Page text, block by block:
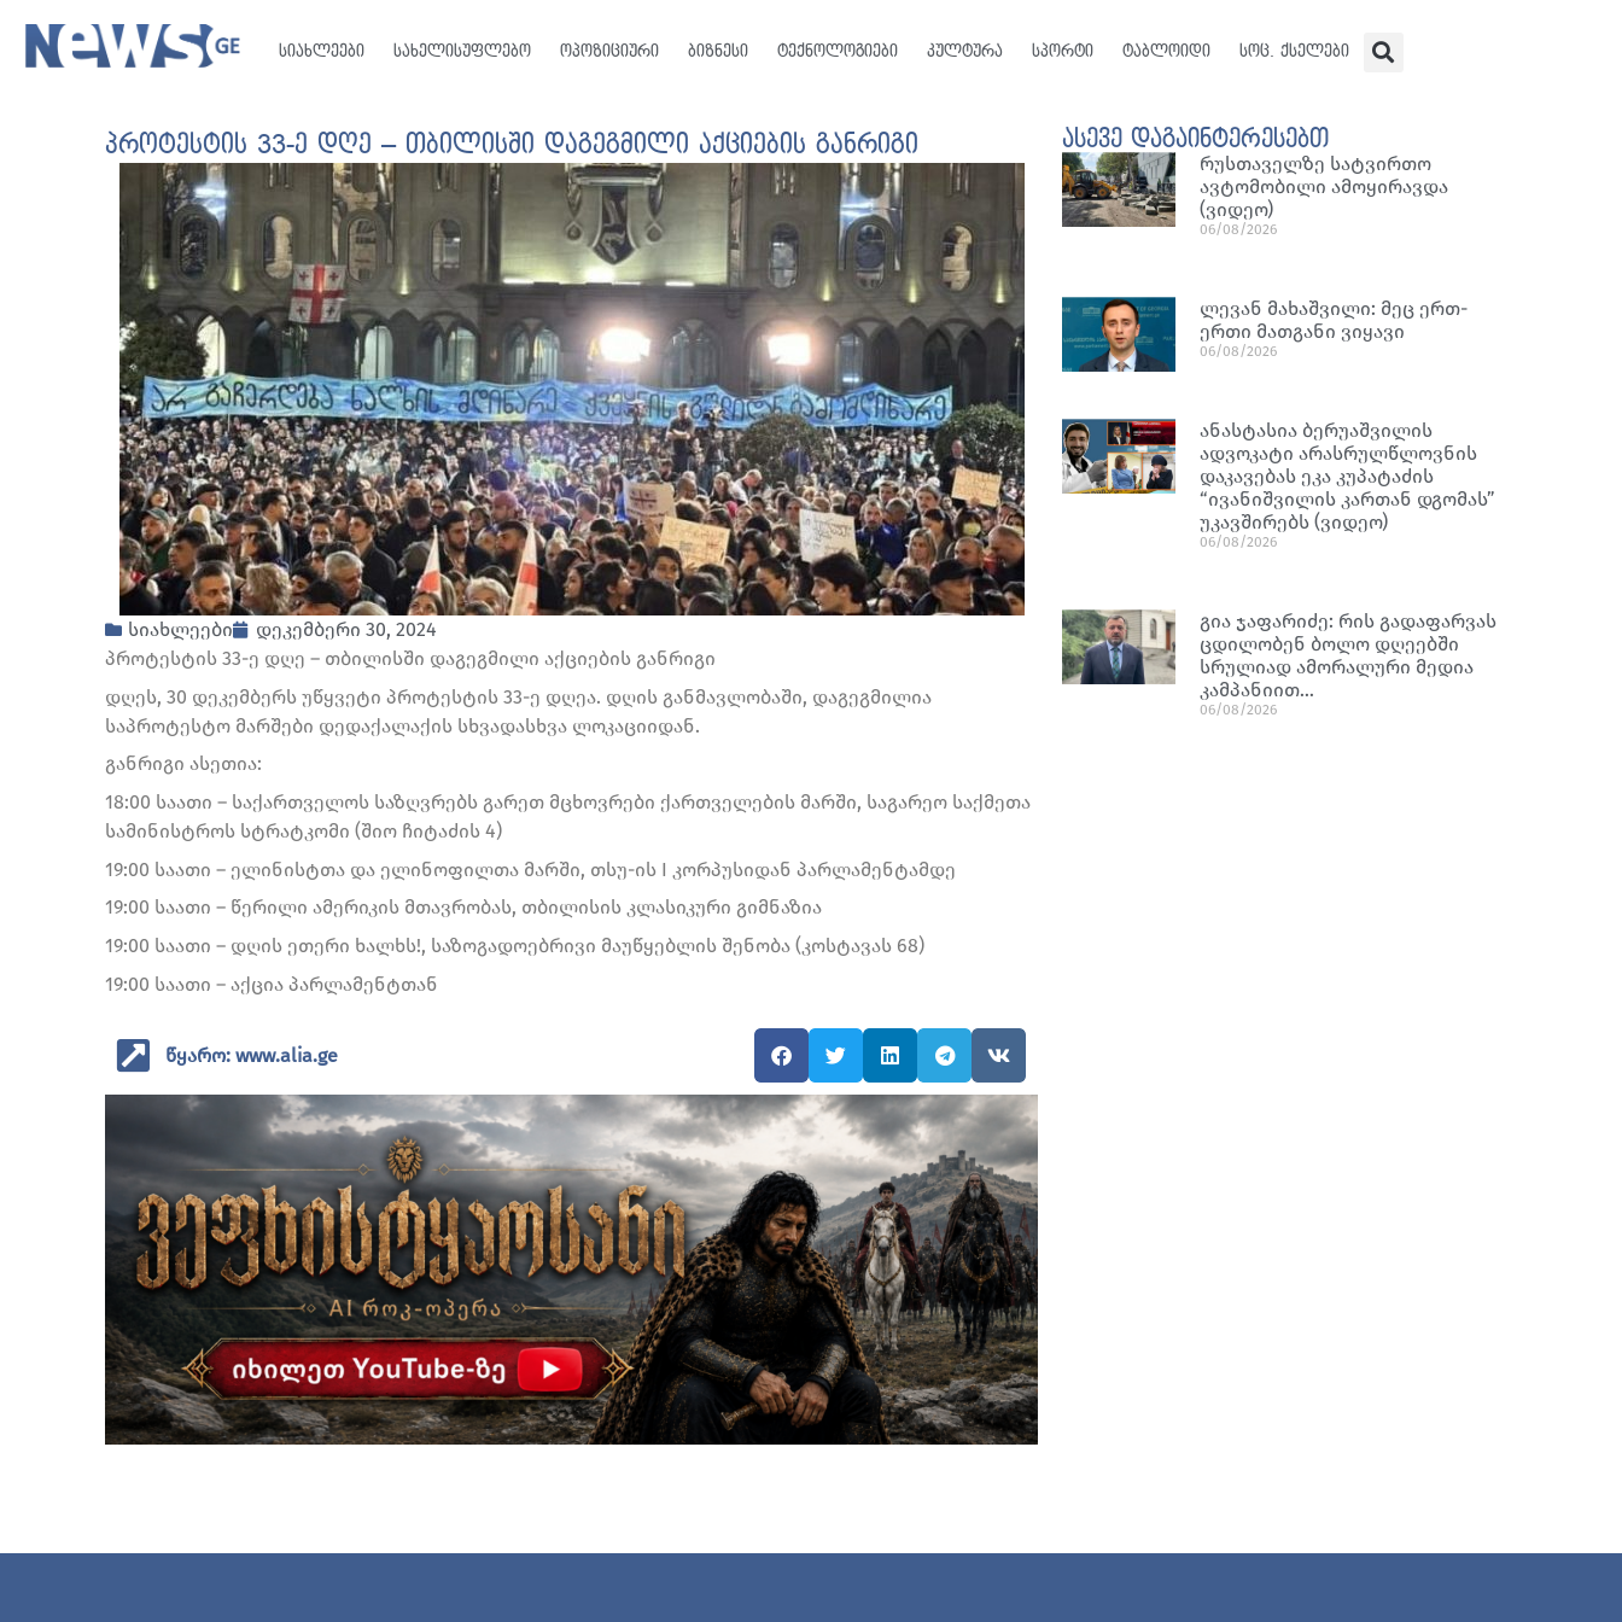
სიახლეები სახელისუფლებო ოპოზიციური ბიზნესი ტექნოლოგიები კულტურა სპორტი ტაბლოიდი სოც. ქსელები
პროტესტის 33-ე დღე – თბილისში დაგეგმილი აქციების განრიგი
სიახლეები
დეკემბერი 30, 2024
პროტესტის 33-ე დღე – თბილისში დაგეგმილი აქციების განრიგი
დღეს, 30 დეკემბერს უწყვეტი პროტესტის 33-ე დღეა. დღის განმავლობაში, დაგეგმილია
საპროტესტო მარშები დედაქალაქის სხვადასხვა ლოკაციიდან.
განრიგი ასეთია:
18:00 საათი – საქართველოს საზღვრებს გარეთ მცხოვრები ქართველების მარში, საგარეო საქმეთა
სამინისტროს სტრატკომი (შიო ჩიტაძის 4)
19:00 საათი – ელინისტთა და ელინოფილთა მარში, თსუ-ის I კორპუსიდან პარლამენტამდე
19:00 საათი – წერილი ამერიკის მთავრობას, თბილისის კლასიკური გიმნაზია
19:00 საათი – დღის ეთერი ხალხს!, საზოგადოებრივი მაუწყებლის შენობა (კოსტავას 68)
19:00 საათი – აქცია პარლამენტთან
წყარო: www.alia.ge
ასევე დაგაინტერესებთ
რუსთაველზე სატვირთო
ავტომობილი ამოყირავდა
(ვიდეო)
06/08/2026
ლევან მახაშვილი: მეც ერთ-
ერთი მათგანი ვიყავი
06/08/2026
ანასტასია ბერუაშვილის
ადვოკატი არასრულწლოვნის
დაკავებას ეკა კუპატაძის
“ივანიშვილის კართან დგომას”
უკავშირებს (ვიდეო)
06/08/2026
გია ჯაფარიძე: რის გადაფარვას
ცდილობენ ბოლო დღეებში
სრულიად ამორალური მედია
კამპანიით…
06/08/2026